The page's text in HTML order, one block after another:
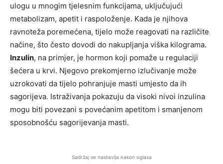
ulogu u mnogim tjelesnim funkcijama, uključujući
metabolizam, apetit i raspoloženje. Kada je njihova
ravnoteža poremećena, tijelo može reagovati na različite
načine, što često dovodi do nakupljanja viška kilograma.
Inzulin, na primjer, je hormon koji pomaže u regulaciji
šećera u krvi. Njegovo prekomjerno izlučivanje može
uzrokovati da tijelo pohranjuje masti umjesto da ih
sagorijeva. Istraživanja pokazuju da visoki nivoi inzulina
mogu biti povezani s povećanim apetitom i smanjenom
sposobnošću sagorijevanja masti.
Sadržaj se nastavlja nakon oglasa